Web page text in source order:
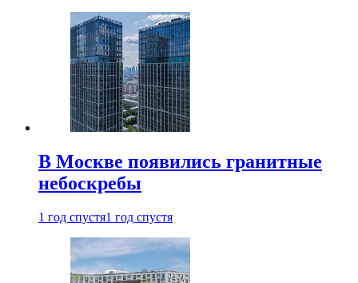
В Москве появились гранитные
небоскребы
1 год спустя1 год спустя